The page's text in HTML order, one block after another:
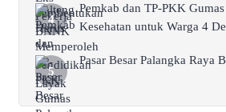
Pemkab dan TP-PKK
Kesehatan untuk Warga 4
Pasar Besar Palangka Raya